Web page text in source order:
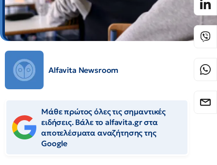
Alfavita Newsroom
Μάθε πρώτος όλες τις σημαντικές
ειδήσεις. Βάλε το alfavita.gr στα
αποτελέσματα αναζήτησης της
Google